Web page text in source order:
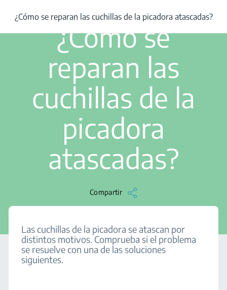
¿Cómo se reparan las cuchillas de la picadora atascadas?
1 min de lectura
¿Cómo se
reparan las
cuchillas de la
picadora
atascadas?
Compartir
¿Cómo se reparan las cuchillas de la picadora atascadas?
Las cuchillas de la picadora se atascan por
distintos motivos. Comprueba si el problema
se resuelve con una de las soluciones
siguientes.